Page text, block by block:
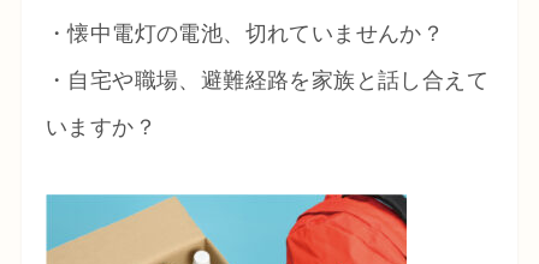
・懐中電灯の電池、切れていませんか？
・自宅や職場、避難経路を家族と話し合えて
いますか？